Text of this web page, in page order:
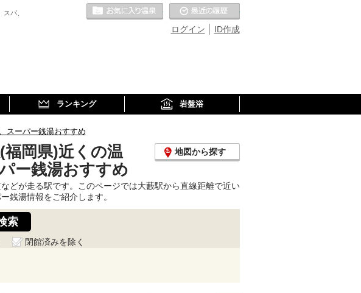
パ、
ID作成
ログイン
お気に入りの温泉
ランキング 岩盤浴
スーパー銭湯おすすめ
岡県)近くの温
ー銭湯おすすめ
地図から探す
どが走る駅です。このページでは大藪駅から直線距離で近い
銭湯情報をご紹介します。
閉館済みを除く